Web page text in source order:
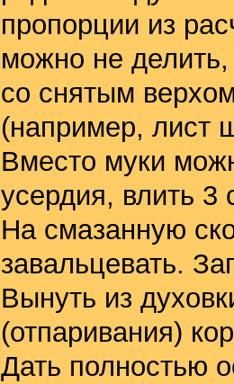
пропорции из
можно не делить,
со снятым
(например, лист
Вместо муки
усердия, влить 3
На смазанную
завальцевать.
Вынуть из
(отпаривания)
Дать полностью